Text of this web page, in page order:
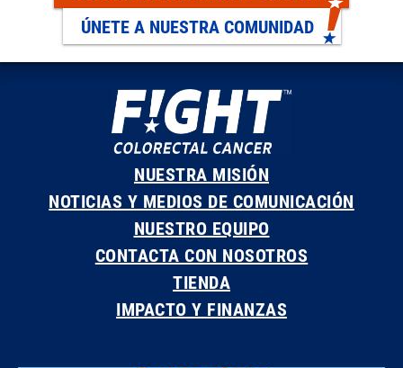
ÚNETE A NUESTRA COMUNIDAD
NUESTRA MISIÓN
NOTICIAS Y MEDIOS DE COMUNICACIÓN
NUESTRO EQUIPO
CONTACTA CON NOSOTROS
TIENDA
IMPACTO Y FINANZAS